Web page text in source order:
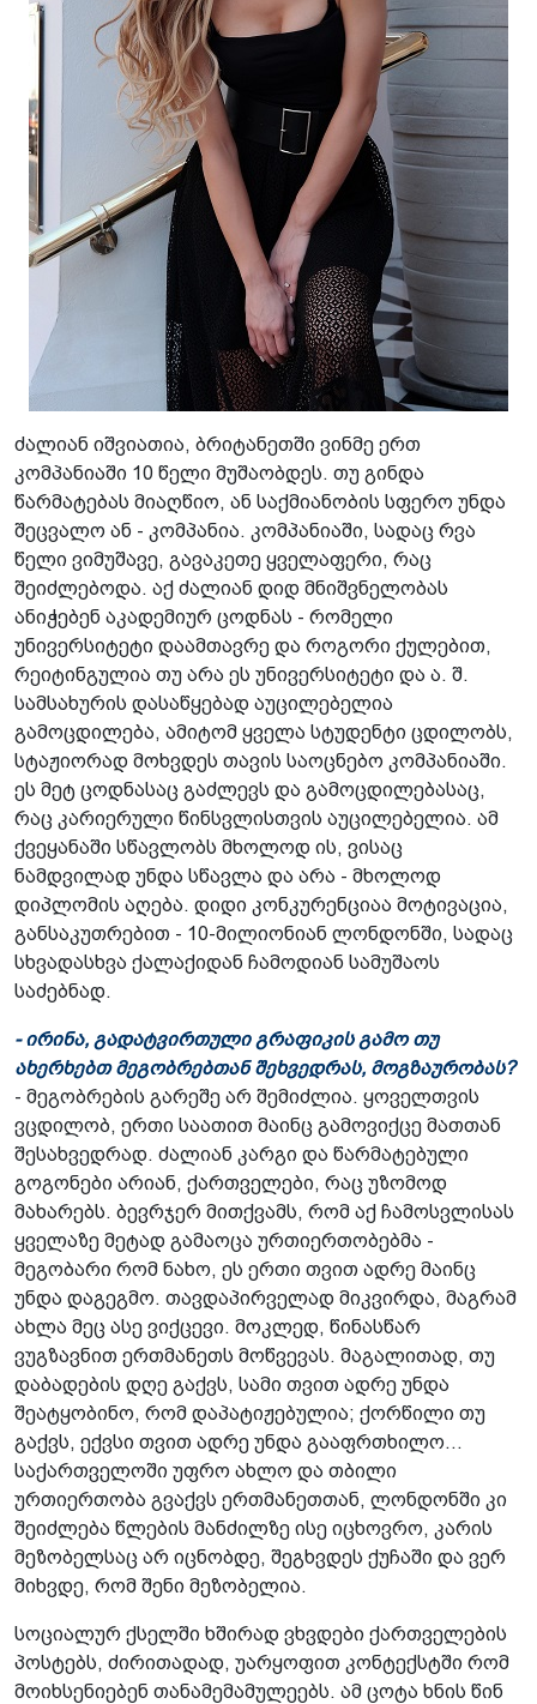
ძალიან იშვიათია, ბრიტანეთში ვინმე ერთ
კომპანიაში 10 წელი მუშაობდეს. თუ გინდა
წარმატებას მიაღწიო, ან საქმიანობის სფერო უნდა
შეცვალო ან - კომპანია. კომპანიაში, სადაც რვა
წელი ვიმუშავე, გავაკეთე ყველაფერი, რაც
შეიძლებოდა. აქ ძალიან დიდ მნიშვნელობას
ანიჭებენ აკადემიურ ცოდნას - რომელი
უნივერსიტეტი დაამთავრე და როგორი ქულებით,
რეიტინგულია თუ არა ეს უნივერსიტეტი და ა. შ.
სამსახურის დასაწყებად აუცილებელია
გამოცდილება, ამიტომ ყველა სტუდენტი ცდილობს,
სტაჟიორად მოხვდეს თავის საოცნებო კომპანიაში.
ეს მეტ ცოდნასაც გაძლევს და გამოცდილებასაც,
რაც კარიერული წინსვლისთვის აუცილებელია. ამ
ქვეყანაში სწავლობს მხოლოდ ის, ვისაც
ნამდვილად უნდა სწავლა და არა - მხოლოდ
დიპლომის აღება. დიდი კონკურენციაა მოტივაცია,
განსაკუთრებით - 10-მილიონიან ლონდონში, სადაც
სხვადასხვა ქალაქიდან ჩამოდიან სამუშაოს
საძებნად.
- ირინა, გადატვირთული გრაფიკის გამო თუ
ახერხებთ მეგობრებთან შეხვედრას, მოგზაურობას?
- მეგობრების გარეშე არ შემიძლია. ყოველთვის
ვცდილობ, ერთი საათით მაინც გამოვიქცე მათთან
შესახვედრად. ძალიან კარგი და წარმატებული
გოგონები არიან, ქართველები, რაც უზომოდ
მახარებს. ბევრჯერ მითქვამს, რომ აქ ჩამოსვლისას
ყველაზე მეტად გამაოცა ურთიერთობებმა -
მეგობარი რომ ნახო, ეს ერთი თვით ადრე მაინც
უნდა დაგეგმო. თავდაპირველად მიკვირდა, მაგრამ
ახლა მეც ასე ვიქცევი. მოკლედ, წინასწარ
ვუგზავნით ერთმანეთს მოწვევას. მაგალითად, თუ
დაბადების დღე გაქვს, სამი თვით ადრე უნდა
შეატყობინო, რომ დაპატიჟებულია; ქორწილი თუ
გაქვს, ექვსი თვით ადრე უნდა გააფრთხილო...
საქართველოში უფრო ახლო და თბილი
ურთიერთობა გვაქვს ერთმანეთთან, ლონდონში კი
შეიძლება წლების მანძილზე ისე იცხოვრო, კარის
მეზობელსაც არ იცნობდე, შეგხვდეს ქუჩაში და ვერ
მიხვდე, რომ შენი მეზობელია.
სოციალურ ქსელში ხშირად ვხვდები ქართველების
პოსტებს, ძირითადად, უარყოფით კონტექსტში რომ
მოიხსენიებენ თანამემამულეებს. ამ ცოტა ხნის წინ